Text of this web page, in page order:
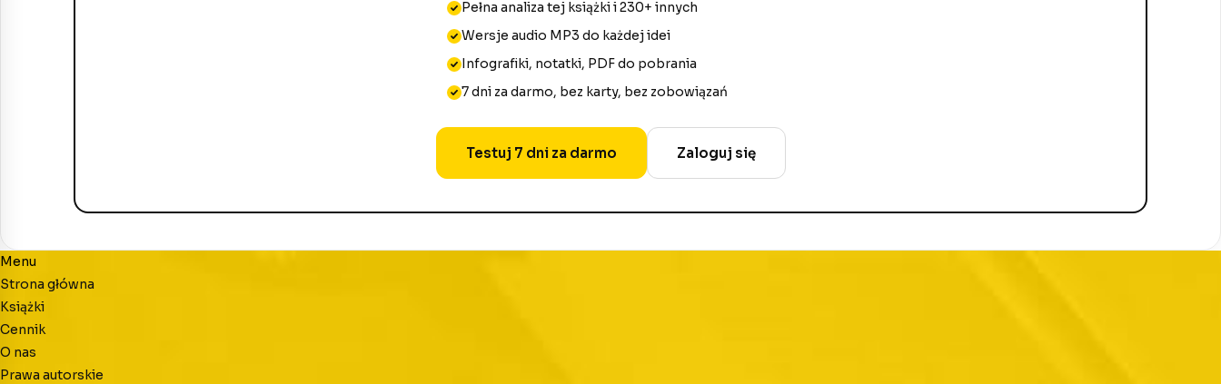
Pełna analiza tej książki i 230+ innych
Wersje audio MP3 do każdej idei
Infografiki, notatki, PDF do pobrania
7 dni za darmo, bez karty, bez zobowiązań
Testuj 7 dni za darmo Zaloguj się
Menu
Strona główna
Książki
Cennik
O nas
Prawa autorskie